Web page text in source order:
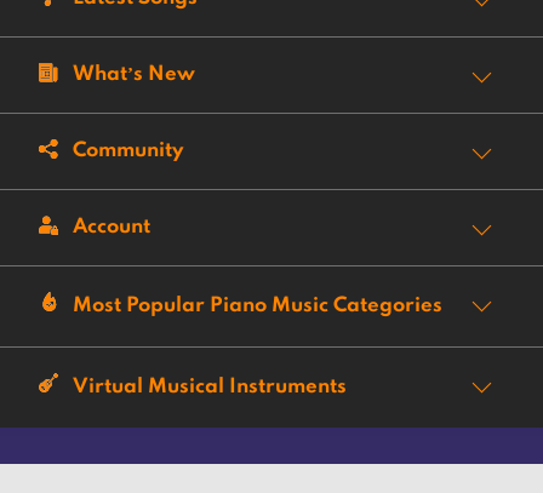
What’s New
Community
Account
Most Popular Piano Music Categories
Virtual Musical Instruments